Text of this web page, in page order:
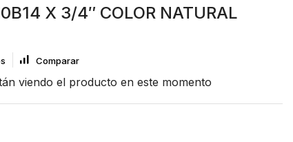
X 3/4″ COLOR NATURAL
Comparar
viendo el producto en este momento